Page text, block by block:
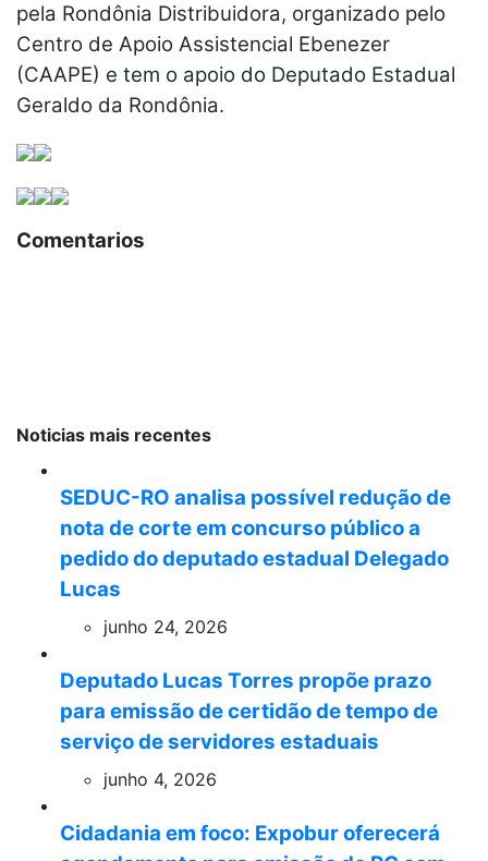
pela Rondônia Distribuidora, organizado pelo
Centro de Apoio Assistencial Ebenezer
(CAAPE) e tem o apoio do Deputado Estadual
Geraldo da Rondônia.
Comentarios
Noticias mais recentes
SEDUC-RO analisa possível redução de
nota de corte em concurso público a
pedido do deputado estadual Delegado
Lucas
junho 24, 2026
Deputado Lucas Torres propõe prazo
para emissão de certidão de tempo de
serviço de servidores estaduais
junho 4, 2026
Cidadania em foco: Expobur oferecerá